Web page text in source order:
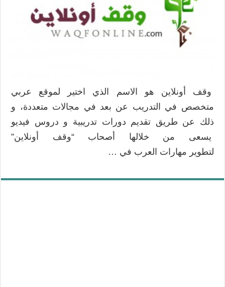
وقف أونلاين هو الاسم الذي اختير لموقع عربي
متخصص في التدريب عن بعد في مجالات متعددة، و
ذلك عن طريق تقديم دورات تدريبية و دروس فيديو
يسعى من خلالها أصحاب “وقف أونلاين”
لتطوير مهارات العرب في …